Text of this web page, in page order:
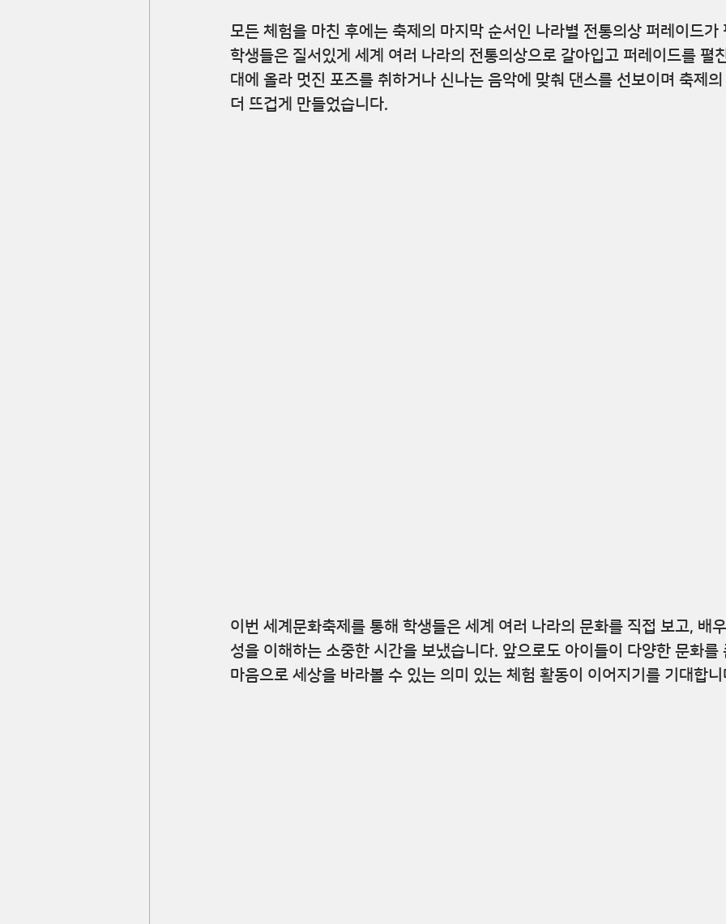
모든 체험을 마친 후에는 축제의 마지막 순서인 나라별 전통의상 퍼레이드가
학생들은 질서있게 세계 여러 나라의 전통의상으로 갈아입고 퍼레이드를 펼
대에 올라 멋진 포즈를 취하거나 신나는 음악에 맞춰 댄스를 선보이며 축제
더 뜨겁게 만들었습니다.
이번 세계문화축제를 통해 학생들은 세계 여러 나라의 문화를 직접 보고, 배
성을 이해하는 소중한 시간을 보냈습니다. 앞으로도 아이들이 다양한 문화를
마음으로 세상을 바라볼 수 있는 의미 있는 체험 활동이 이어지기를 기대합니